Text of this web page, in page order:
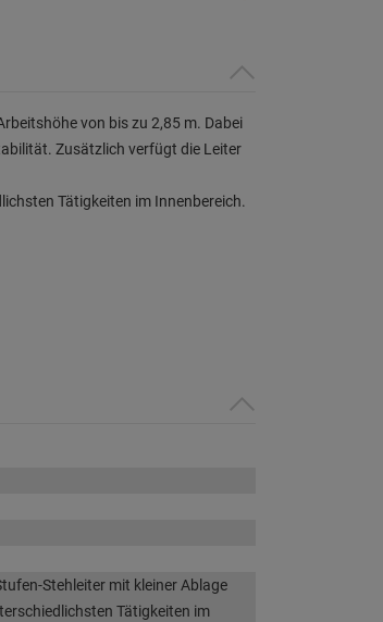
von bis zu 2,85 m. Dabei
Zusätzlich verfügt die Leiter
Tätigkeiten im Innenbereich.
Stehleiter mit kleiner Ablage
Tätigkeiten im